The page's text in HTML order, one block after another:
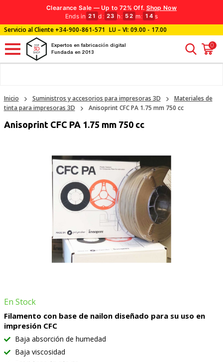
Clearance Sale — Up to 72% Off. Shop Now
Ends in 21 d : 23 h: 52 m: 14 s
Servicio al Cliente +34-900-861-571 LU – VI: 09.00 - 17.00
Expertos en fabricación digital
Fundada en 2013
0
Inicio Suministros y accesorios para impresoras 3D
Materiales de
tinta para impresoras 3D
Anisoprint CFC PA 1.75 mm 750 cc
Anisoprint CFC PA 1.75 mm 750 cc
En Stock
Filamento con base de nailon diseñado para su uso en
impresión CFC
Baja absorción de humedad
Baja viscosidad